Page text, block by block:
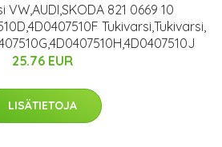
VW,AUDI,SKODA 821 0669 10
Tukivarsi,Tukivarsi,
25.76 EUR
LISÄTIETOJA